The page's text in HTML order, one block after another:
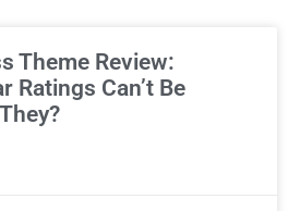
Theme Review:
Ratings Can’t Be